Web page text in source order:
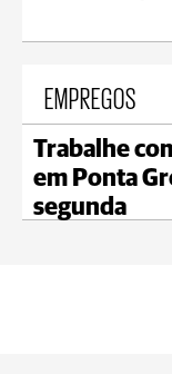
EMPREGOS
Trabalhe
em Ponta
segunda